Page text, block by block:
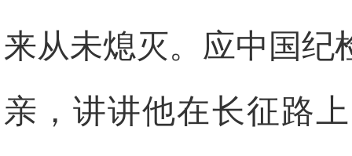
来从未熄灭。应中国纪
亲，讲讲他在长征路